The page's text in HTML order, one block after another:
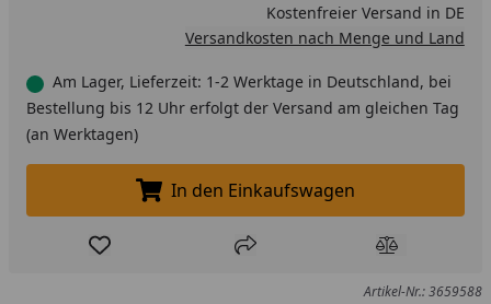
Kostenfreier Versand in DE
Versandkosten nach Menge und Land
Am Lager, Lieferzeit: 1-2 Werktage in Deutschland, bei
Bestellung bis 12 Uhr erfolgt der Versand am gleichen Tag
(an Werktagen)
In den Einkaufswagen legen
In den Einkaufswagen
Produkt zur Wunschliste hinzufügen
Teilen Produkt
Artikel-Nr.: 3659588